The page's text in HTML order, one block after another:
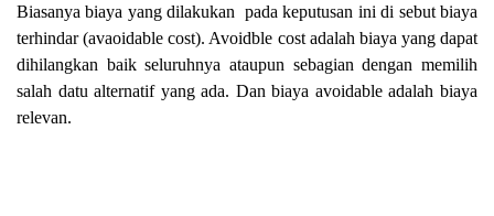
Biasanya biaya yang dilakukan pada keputusan ini di sebut biaya
terhindar (avaoidable cost). Avoidble cost adalah biaya yang dapat
dihilangkan baik seluruhnya ataupun sebagian dengan memilih
salah datu alternatif yang ada. Dan biaya avoidable adalah biaya
relevan.